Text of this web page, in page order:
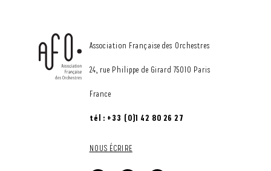
CONTACT
Association Française des Orchestres
24, rue Philippe de Girard 75010 Paris
France
tél : +33 (0)1 42 80 26 27
NOUS ÉCRIRE